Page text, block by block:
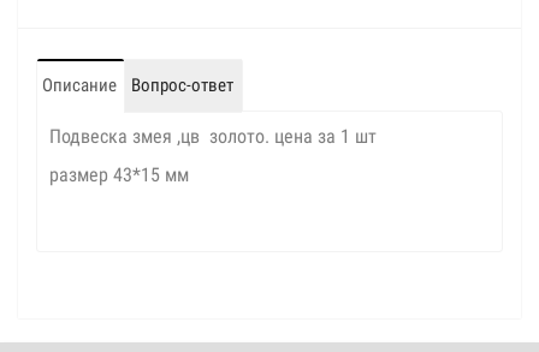
Описание Вопрос-ответ
Подвеска змея ,цв золото. цена за 1 шт
размер 43*15 мм